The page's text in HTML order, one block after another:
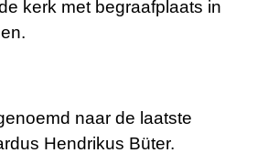
kerk met begraafplaats in
naar de laatste
Hendrikus Büter.